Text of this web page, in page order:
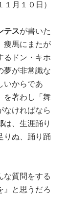
１月１０日）
テスが書いた
痩馬にまたが
るドン・キホ
夢が非常識な
いからであ
を著わし「舞
なければなら
は、生涯踊り
りぬ、踊り踊
な質問をする
』と思うだろ